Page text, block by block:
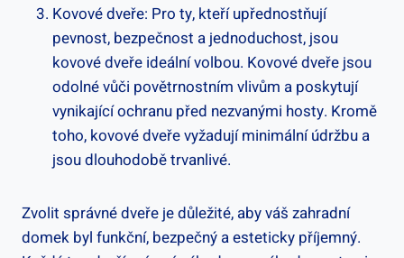
Kovové dveře: Pro ty, kteří upřednostňují
pevnost, bezpečnost a jednoduchost, jsou
kovové dveře ideální volbou. Kovové dveře jsou
odolné vůči povětrnostním vlivům a poskytují
vynikající ochranu před nezvanými hosty. Kromě
toho, kovové dveře vyžadují minimální údržbu a
jsou dlouhodobě trvanlivé.
Zvolit správné dveře je důležité, aby váš zahradní
domek byl funkční, bezpečný a esteticky příjemný.